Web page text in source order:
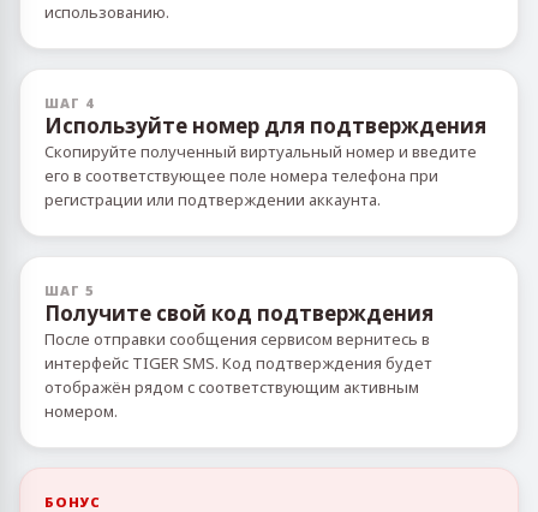
использованию.
ШАГ 4
Используйте номер для подтверждения
Скопируйте полученный виртуальный номер и введите
его в соответствующее поле номера телефона при
регистрации или подтверждении аккаунта.
ШАГ 5
Получите свой код подтверждения
После отправки сообщения сервисом вернитесь в
интерфейс TIGER SMS. Код подтверждения будет
отображён рядом с соответствующим активным
номером.
БОНУС